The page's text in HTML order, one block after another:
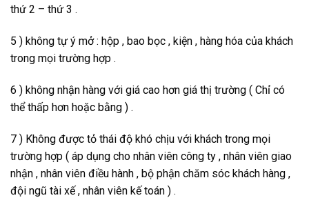
thứ 2 – thứ 3 .
5 ) không tự ý mở : hộp , bao bọc , kiện , hàng hóa của khách
trong mọi trường hợp .
6 ) không nhận hàng với giá cao hơn giá thị trường ( Chỉ có
thể thấp hơn hoặc bằng ) .
7 ) Không được tỏ thái độ khó chịu với khách trong mọi
trường hợp ( áp dụng cho nhân viên công ty , nhân viên giao
nhận , nhân viên điều hành , bộ phận chăm sóc khách hàng ,
đội ngũ tài xế , nhân viên kế toán ) .